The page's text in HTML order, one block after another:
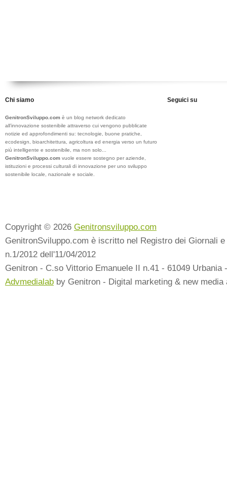
Chi siamo
GenitronSviluppo.com è un blog network dedicato
all’innovazione sostenibile attraverso cui vengono pubblicate
notizie ed approfondimenti su: tecnologie, buone pratiche,
ecodesign, bioarchitettura, agricoltura ed energia verso un futuro
più intelligente e sostenibile, ma non solo...
GenitronSviluppo.com vuole essere sostegno per aziende,
istituzioni e processi culturali di innovazione per uno sviluppo
sostenibile locale, nazionale e sociale.
Seguici su
Copyright © 2026 Genitronsviluppo.com
GenitronSviluppo.com è iscritto nel Registro dei Giornali
n.1/2012 dell'11/04/2012
Genitron - C.so Vittorio Emanuele II n.41 - 61049 Urbania
Advmedialab by Genitron - Digital marketing & new media